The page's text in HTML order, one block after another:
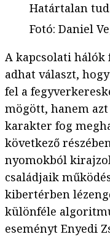
Határtalan
Fotó: Daniel
A kapcsolati hálók
adhat választ,
fel a
mögött, hanem
karakter fog
következő
nyomokból
családjaik
kibertérben
különféle
eseményt Enyedi